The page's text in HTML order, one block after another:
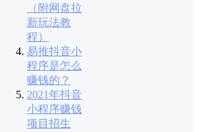
（附网盘拉
新玩法教
程）
易推抖音小
程序是怎么
赚钱的？
2021年抖音
小程序赚钱
项目招生